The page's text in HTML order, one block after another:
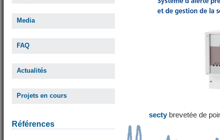
Media
FAQ
Actualités
Projets en cours
Références
secty brevetée de